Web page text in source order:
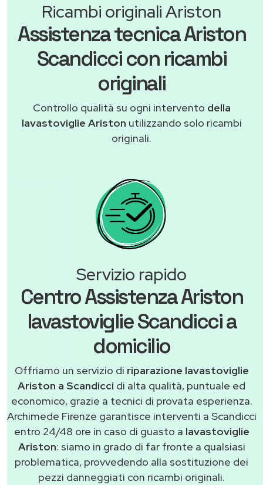
Ricambi originali Ariston
Assistenza tecnica Ariston
Scandicci con ricambi
originali
Controllo qualità su ogni intervento della
lavastoviglie Ariston utilizzando solo ricambi
originali.
Servizio rapido
Centro Assistenza Ariston
lavastoviglie Scandicci a
domicilio
Offriamo un servizio di riparazione lavastoviglie
Ariston a Scandicci di alta qualità, puntuale ed
economico, grazie a tecnici di provata esperienza.
Archimede Firenze garantisce interventi a Scandicci
entro 24/48 ore in caso di guasto a lavastoviglie
Ariston: siamo in grado di far fronte a qualsiasi
problematica, provvedendo alla sostituzione dei
pezzi danneggiati con ricambi originali.